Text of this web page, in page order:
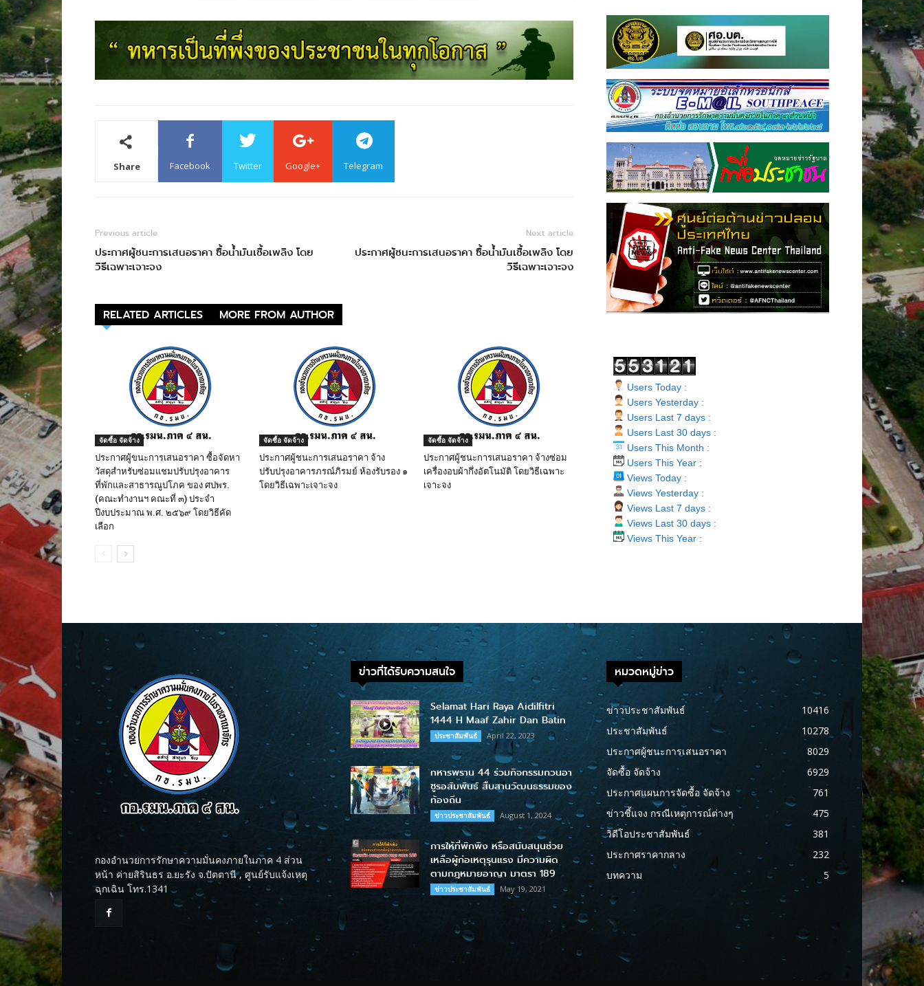
Share Facebook Twitter Google+ Telegram
Previous article
ประกาศผู้ชนะการเสนอราคา ซื้อน้ำมันเชื้อเพลิง โดย
วิธีเฉพาะเจาะจง
Next article
ประกาศผู้ชนะการเสนอราคา ซื้อน้ำมันเชื้อเพลิง โดย
วิธีเฉพาะเจาะจง
RELATED ARTICLES MORE FROM AUTHOR
จัดซื้อ จัดจ้าง
ประกาศผู้ขนะการเสนอราคา ซื้อจัดหา
วัสดุสำหรับซ่อมแชมปรับปรุงอาคาร
ที่พักและสาธารณูปโภค ของ ศปพร.
(คณะทำงานฯ คณะที่ ๓) ประจำ
ปีงบประมาณ พ.ศ. ๒๕๖๙ โดยวิธีคัด
เลือก
จัดซื้อ จัดจ้าง
ประกาศผู้ชนะการเสนอราคา จ้าง
ปรับปรุงอาคารภรณ์ภิรมย์ ห้องรับรอง ๑
โดยวิธีเฉพาะเจาะจง
จัดซื้อ จัดจ้าง
ประกาศผู้ชนะการเสนอราคา จ้างซ่อม
เครื่องอบผ้ากึ่งอัตโนมัติ โดยวิธีเฉพาะ
เจาะจง
Users Today :
Users Yesterday :
Users Last 7 days :
Users Last 30 days :
Users This Month :
Users This Year :
Views Today :
Views Yesterday :
Views Last 7 days :
Views Last 30 days :
Views This Year :
กองอำนวยการรักษาความมั่นคงภายในภาค 4 ส่วน
หน้า ค่ายสิรินธร อ.ยะรัง จ.ปัตตานี , ศูนย์รับแจ้งเหตุ
ฉุกเฉิน โทร.1341
ข่าวที่ได้รับความสนใจ
Selamat Hari Raya Aidilfitri
1444 H Maaf Zahir Dan Batin
ประชาสัมพันธ์ April 22, 2023
ทหารพราน 44 ร่วมกิจกรรมกวนอา
ซูรอสัมพันธ์ สืบสานวัฒนธรรมของ
ท้องถิ่น
ข่าวประชาสัมพันธ์ August 1, 2024
การให้ที่พักพิง หรือสนับสนุนช่วย
เหลือผู้ก่อเหตุรุนแรง มีความผิด
ตามกฎหมายอาญา มาตรา 189
ข่าวประชาสัมพันธ์ May 19, 2021
หมวดหมู่ข่าว
ข่าวประชาสัมพันธ์
10416
ประชาสัมพันธ์
10278
ประกาศผู้ชนะการเสนอราคา
8029
จัดซื้อ จัดจ้าง
6929
ประกาศแผนการจัดซื้อ จัดจ้าง
761
ข่าวชี้แจง กรณีเหตุการณ์ต่างๆ
475
วิดีโอประชาสัมพันธ์
381
ประกาศราคากลาง
232
บทความ
5